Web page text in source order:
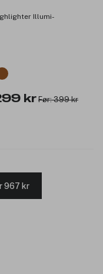
Illumi-
krFør: 399 kr
967 kr